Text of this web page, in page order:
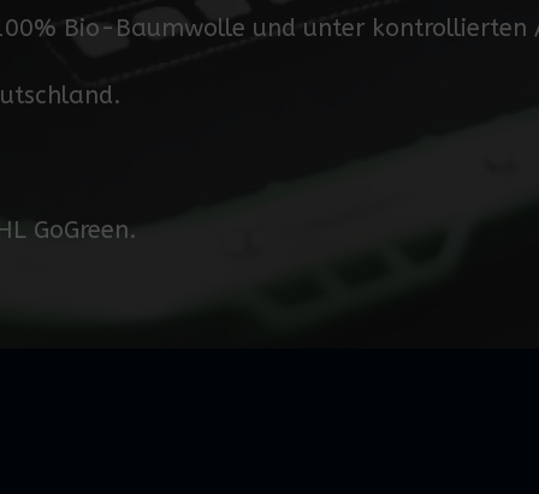
Bio-Baumwolle und unter kontrollierten
GoGreen.